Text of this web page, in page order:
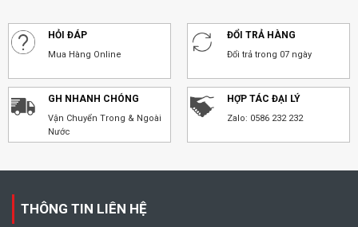
HỎI ĐÁP
Mua Hàng Online
ĐỔI TRẢ HÀNG
Đổi trả trong 07 ngày
GH NHANH CHÓNG
Vận Chuyển Trong & Ngoài
Nước
HỢP TÁC ĐẠI LÝ
Zalo: 0586 232 232
THÔNG TIN LIÊN HỆ